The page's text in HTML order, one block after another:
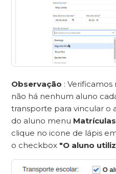
Observação :
não há nenhum aluno
transporte para vincular o
do aluno menu
clique no icone de lápis
o checkbox "O aluno